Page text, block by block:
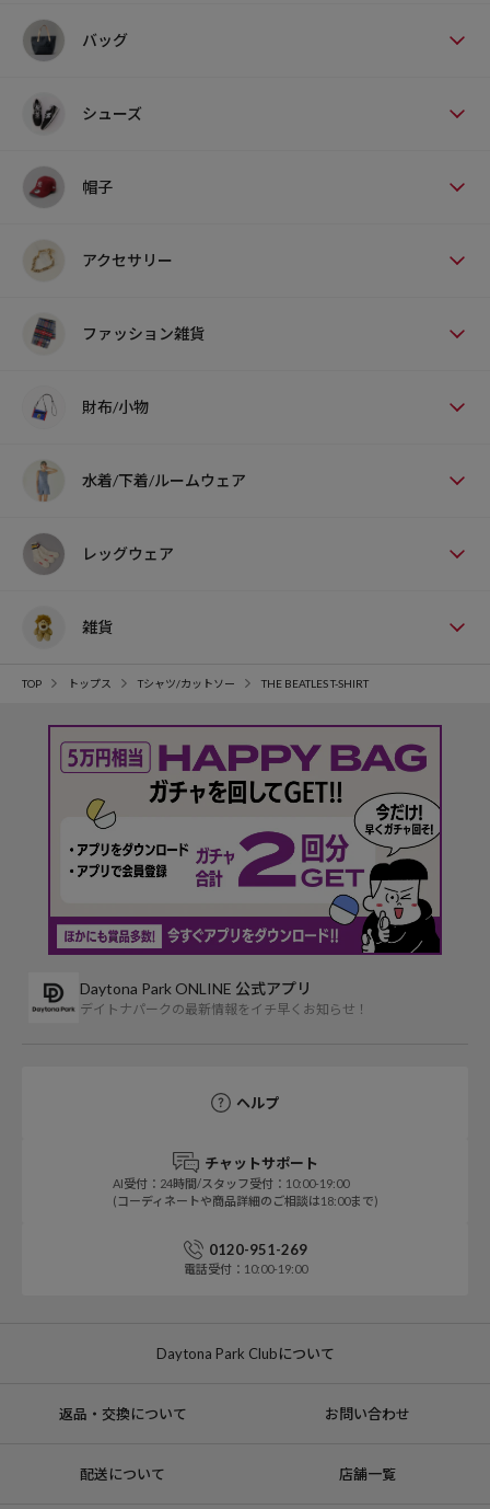
バッグ
シューズ
帽子
アクセサリー
ファッション雑貨
財布/小物
水着/下着/ルームウェア
レッグウェア
雑貨
TOP トップス Tシャツ/カットソー THE BEATLES T-SHIRT
Daytona Park ONLINE 公式アプリ
デイトナパークの最新情報をイチ早くお知らせ！
ヘルプ
チャットサポート
AI受付：24時間/スタッフ受付：10:00-19:00
(コーディネートや商品詳細のご相談は18:00まで)
0120-951-269
電話受付：10:00-19:00
Daytona Park Clubについて
返品・交換について お問い合わせ
配送について 店舗一覧